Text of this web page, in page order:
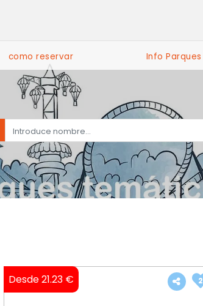
como reservar Info Parques
Desde 21.23 € 2